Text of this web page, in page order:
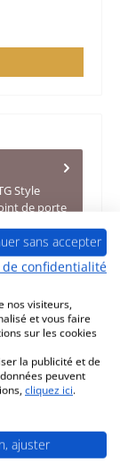
Style
de porte
sans accepter
confidentialité
nos visiteurs,
et vous faire
sur les cookies
la publicité et de
peuvent
cliquez ici.
ajuster